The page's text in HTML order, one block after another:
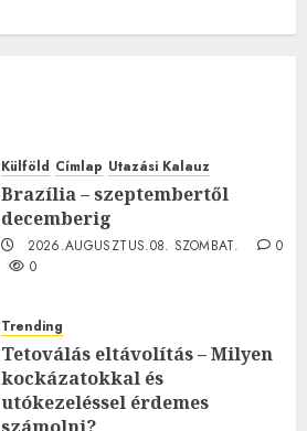
Külföld Címlap Utazási Kalauz
Brazília – szeptembertől
decemberig
2026.AUGUSZTUS.08. SZOMBAT.
0
0
Trending
Tetoválás eltávolítás – Milyen
kockázatokkal és
utókezeléssel érdemes